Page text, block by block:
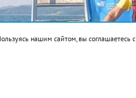
нашим сайтом, вы соглашаетесь с